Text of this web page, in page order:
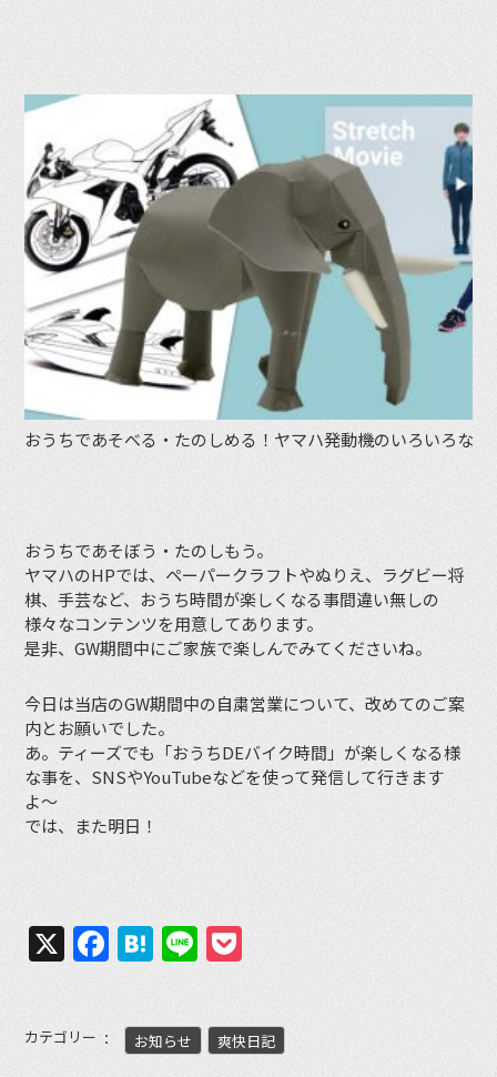
おうちであそべる・たのしめる！ヤマハ発動機のいろいろな
おうちであそぼう・たのしもう。
ヤマハのHPでは、ペーパークラフトやぬりえ、ラグビー将
棋、手芸など、おうち時間が楽しくなる事間違い無しの
様々なコンテンツを用意してあります。
是非、GW期間中にご家族で楽しんでみてくださいね。
今日は当店のGW期間中の自粛営業について、改めてのご案
内とお願いでした。
あ。ティーズでも「おうちDEバイク時間」が楽しくなる様
な事を、SNSやYouTubeなどを使って発信して行きます
よ〜
では、また明日！
X Facebook
Hatena
Line
カテゴリー お知らせ 爽快日記